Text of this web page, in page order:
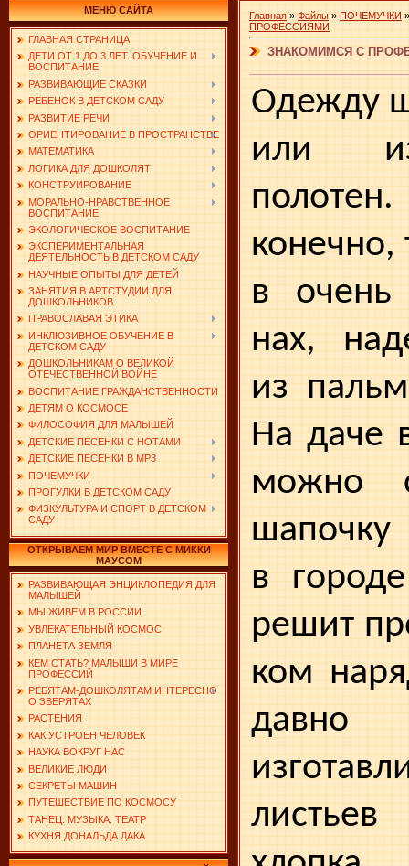
МЕНЮ САЙТА
ГЛАВНАЯ СТРАНИЦА
ДЕТИ ОТ 1 ДО 3 ЛЕТ. ОБУЧЕНИЕ И
ВОСПИТАНИЕ
РАЗВИВАЮЩИЕ СКАЗКИ
РЕБЕНОК В ДЕТСКОМ САДУ
РАЗВИТИЕ РЕЧИ
ОРИЕНТИРОВАНИЕ В ПРОСТРАНСТВЕ
МАТЕМАТИКА
ЛОГИКА ДЛЯ ДОШКОЛЯТ
КОНСТРУИРОВАНИЕ
МОРАЛЬНО-НРАВСТВЕННОЕ
ВОСПИТАНИЕ
ЭКОЛОГИЧЕСКОЕ ВОСПИТАНИЕ
ЭКСПЕРИМЕНТАЛЬНАЯ
ДЕЯТЕЛЬНОСТЬ В ДЕТСКОМ САДУ
НАУЧНЫЕ ОПЫТЫ ДЛЯ ДЕТЕЙ
ЗАНЯТИЯ В АРТСТУДИИ ДЛЯ
ДОШКОЛЬНИКОВ
ПРАВОСЛАВАЯ ЭТИКА
ИНКЛЮЗИВНОЕ ОБУЧЕНИЕ В
ДЕТСКОМ САДУ
ДОШКОЛЬНИКАМ О ВЕЛИКОЙ
ОТЕЧЕСТВЕННОЙ ВОЙНЕ
ВОСПИТАНИЕ ГРАЖДАНСТВЕННОСТИ
ДЕТЯМ О КОСМОСЕ
ФИЛОСОФИЯ ДЛЯ МАЛЫШЕЙ
ДЕТСКИЕ ПЕСЕНКИ С НОТАМИ
ДЕТСКИЕ ПЕСЕНКИ В MP3
ПОЧЕМУЧКИ
ПРОГУЛКИ В ДЕТСКОМ САДУ
ФИЗКУЛЬТУРА И СПОРТ В ДЕТСКОМ
САДУ
ОТКРЫВАЕМ МИР ВМЕСТЕ С МИККИ
МАУСОМ
РАЗВИВАЮЩАЯ ЭНЦИКЛОПЕДИЯ ДЛЯ
МАЛЫШЕЙ
МЫ ЖИВЕМ В РОССИИ
УВЛЕКАТЕЛЬНЫЙ КОСМОС
ПЛАНЕТА ЗЕМЛЯ
КЕМ СТАТЬ? МАЛЫШИ В МИРЕ
ПРОФЕССИЙ
РЕБЯТАМ-ДОШКОЛЯТАМ ИНТЕРЕСНО
О ЗВЕРЯТАХ
РАСТЕНИЯ
КАК УСТРОЕН ЧЕЛОВЕК
НАУКА ВОКРУГ НАС
ВЕЛИКИЕ ЛЮДИ
СЕКРЕТЫ МАШИН
ПУТЕШЕСТВИЕ ПО КОСМОСУ
ТАНЕЦ. МУЗЫКА. ТЕАТР
КУХНЯ ДОНАЛЬДА ДАКА
Главная » Файлы » ПОЧЕМУЧКИ
ПРОФЕССИЯМИ
ЗНАКОМИМСЯ С
Одежду
или
конечно,
в очень
нах,
из
На даче
можно
шапочку
в
решит
ком
давно